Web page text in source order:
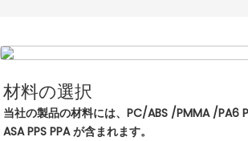
材料の選択
当社の製品の材料には、PC/ABS /PMMA /PA6
ASA PPS PPA が含まれます。